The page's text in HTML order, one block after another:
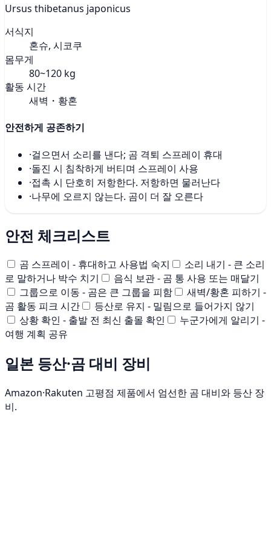
Ursus thibetanus japonicus
서식지
혼슈, 시코쿠
몸무게
80~120 kg
활동 시간
새벽・황혼
안전하게 공존하기
·걸으면서 소리를 낸다; 곰 격퇴 스프레이 휴대
·돌진 시 침착하게 버티며 스프레이 사용
·접촉 시 단호히 저항한다. 저항하면 물러난다
·나무에 오르지 않는다. 곰이 더 잘 오른다
안전 체크리스트
곰 스프레이 - 휴대하고 사용법 숙지
소리 내기 - 큰 소리
로 말하거나 박수 치기
음식 보관 - 곰 통 사용 또는 매달기
그룹으로 이동 - 곰은 큰 그룹을 피함
새벽/황혼 피하기 -
곰 활동 피크 시간
등산로 유지 - 밀림으로 들어가지 않기
상황 확인 - 출발 전 최신 출몰 확인
누군가에게 알리기 -
여행 계획 공유
일본 등산·곰 대비 장비
Amazon·Rakuten 고평점 제품에서 엄선한 곰 대비와 등산 장
비.